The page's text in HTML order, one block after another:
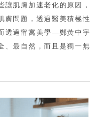
肌膚加速老化的原因，
膚問題，透過醫美積極性
透過甯寓美學—鄭黃中宇
、最自然，而且是獨一無